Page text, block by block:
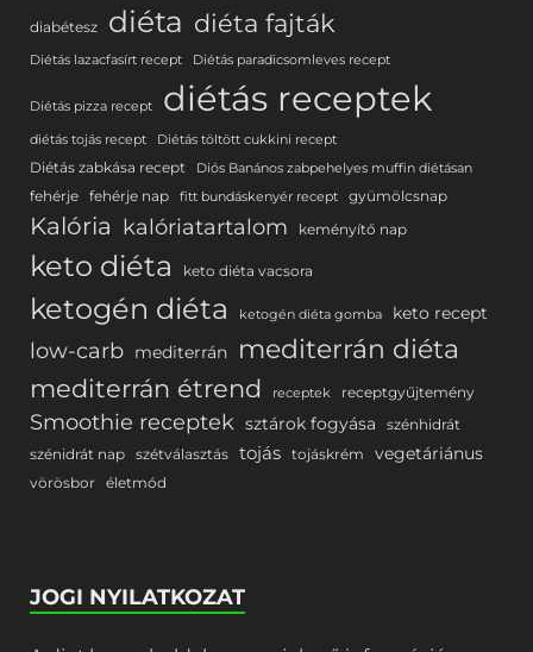
diabétesz diéta diéta fajták
Diétás lazacfasírt recept Diétás paradicsomleves recept
Diétás pizza recept diétás receptek
diétás tojás recept Diétás töltött cukkini recept
Diétás zabkása recept Diós Banános zabpehelyes muffin diétásan
fehérje fehérje nap fitt bundáskenyér recept gyümölcsnap
Kalória kalóriatartalom keményítő nap
keto diéta keto diéta vacsora
ketogén diéta ketogén diéta gomba keto recept
low-carb mediterrán mediterrán diéta
mediterrán étrend receptek receptgyűjtemény
Smoothie receptek sztárok fogyása
szénhidrát
szénidrát nap szétválasztás tojás tojáskrém vegetáriánus
vörösbor életmód
JOGI NYILATKOZAT